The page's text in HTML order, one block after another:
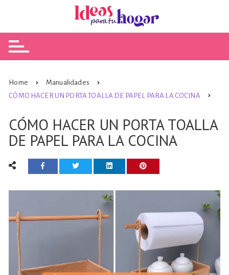
Home
Manualidades
CÓMO HACER UN PORTA TOALLA DE PAPEL PARA LA COCINA
CÓMO HACER UN PORTA TOALLA
DE PAPEL PARA LA COCINA